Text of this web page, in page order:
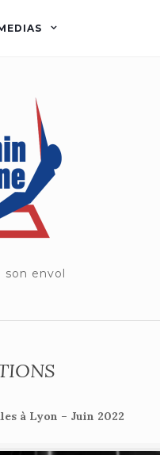
son envol
à Lyon – Juin 2022